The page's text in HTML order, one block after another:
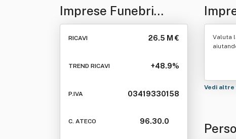
Imprese Funebri
Lombarde Spa
RICAVI 26.5 M €
TREND RICAVI +48.9%
P.IVA 03419330158
C. ATECO 96.30.0
Valuta
Vedi altre